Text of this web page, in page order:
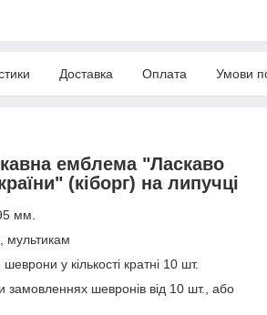
Доставка Оплата Умови
емблема "Ласкаво
(кіборг) на липучці
мм.
мультикам
у кількості кратні 10 шт.
замовленнях шевронів від 10 шт., або